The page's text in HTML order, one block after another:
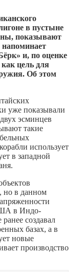
в пустыне
показывают
и, по оценке
цель для
Об этом
уже показывали
эсминцев
такие
использует
в западной
но в данном
в Индо-
создавал
базах, а в
новые
производство